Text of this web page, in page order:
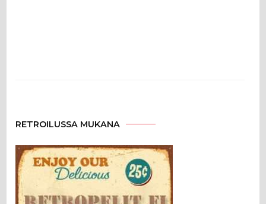
RETROILUSSA MUKANA